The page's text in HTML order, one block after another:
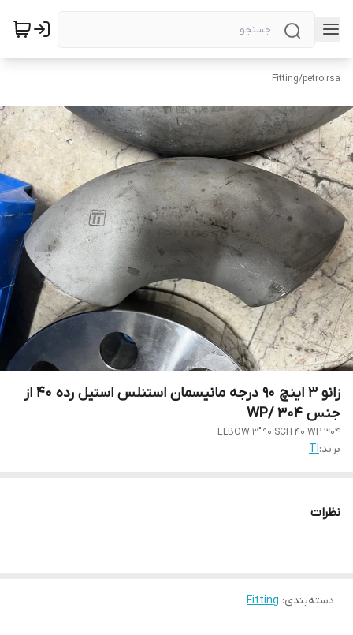
petroirsa
/
Fitting
زانو 3 اینچ 90 درجه مانیسمان استنلس استیل رده 40 از
جنس WP/ 304
ELBOW 3" 90 SCH 40 WP 304
برند:TI
نظرات
دسته‌بندی:
Fitting